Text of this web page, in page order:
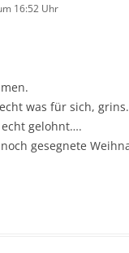
16:52 Uhr
was für sich, grins.
gelohnt….
gesegnete